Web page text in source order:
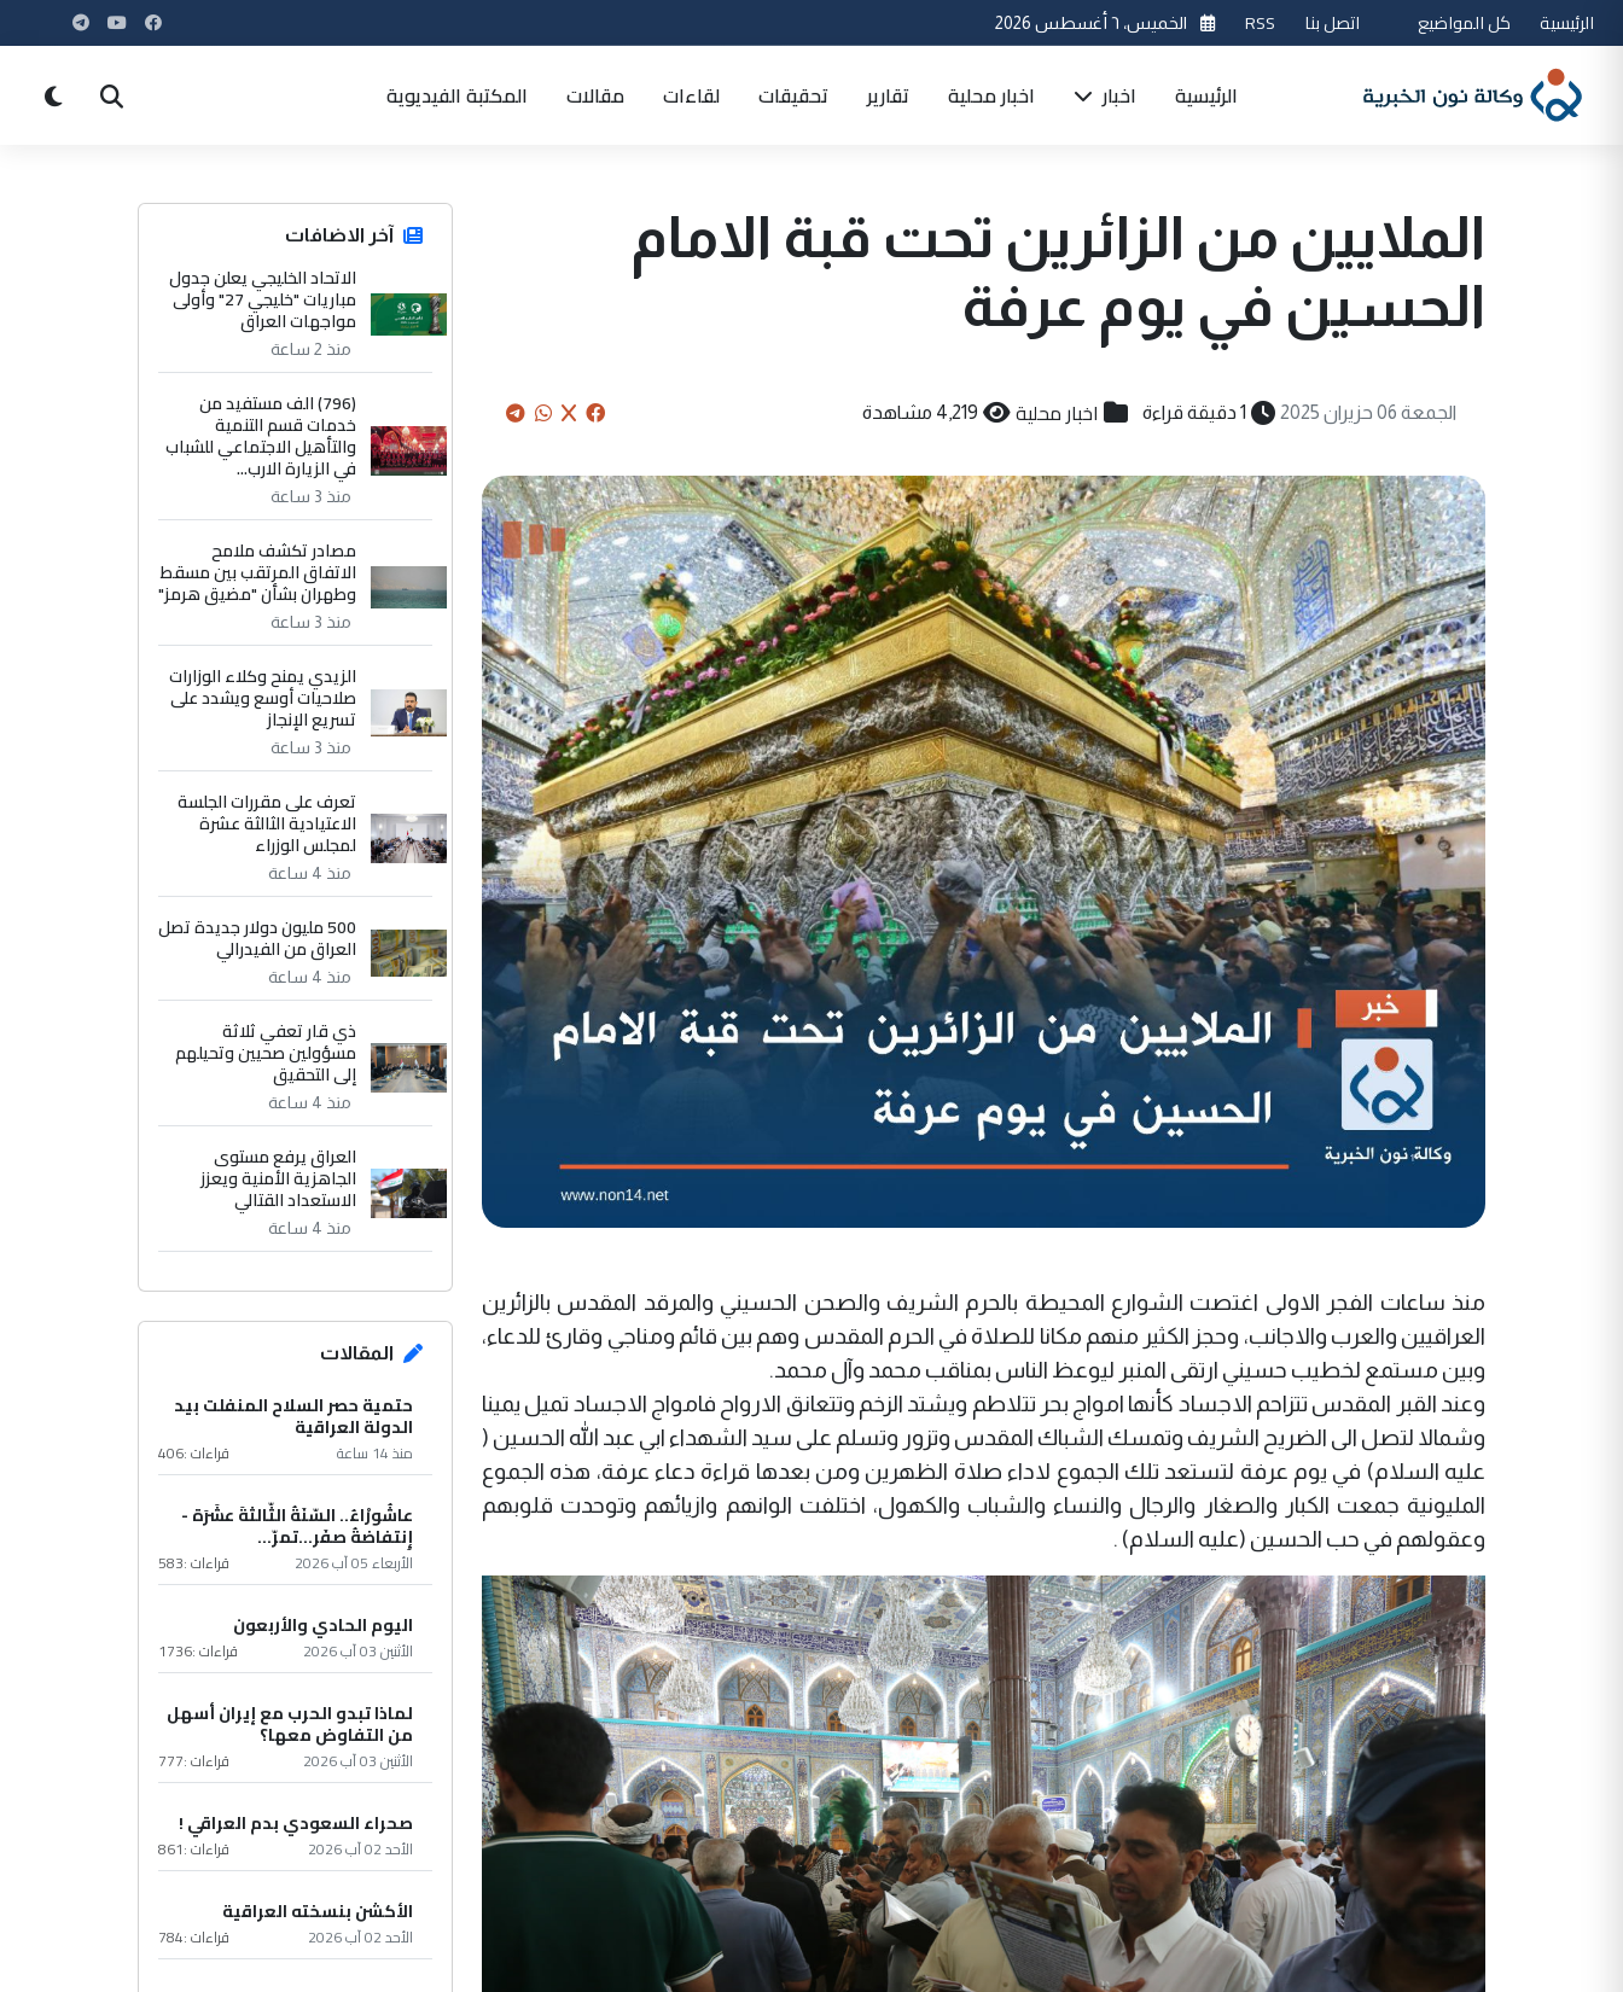
الرئيسية كل المواضيع اتصل بنا RSS الخميس، ٦ أغسطس 2026
الرئيسية اخبار اخبار محلية تقارير تحقيقات لقاءات مقالات المكتبة الفيديوية
الملايين من الزائرين تحت قبة الامام
الحسين في يوم عرفة
الجمعة 06 حزيران 2025 1 دقيقة قراءة اخبار محلية 4,219 مشاهدة
منذ ساعات الفجر الاولى اغتصت الشوارع المحيطة بالحرم الشريف والصحن الحسيني والمرقد المقدس بالزائرين
العراقيين والعرب والاجانب، وحجز الكثير منهم مكانا للصلاة في الحرم المقدس وهم بين قائم ومناجي وقارئ للدعاء،
وبين مستمع لخطيب حسيني ارتقى المنبر ليوعظ الناس بمناقب محمد وآل محمد.
وعند القبر المقدس تتزاحم الاجساد كأنها امواج بحر تتلاطم ويشتد الزخم وتتعانق الارواح فامواج الاجساد تميل يمينا
وشمالا لتصل الى الضريح الشريف وتمسك الشباك المقدس وتزور وتسلم على سيد الشهداء ابي عبد الله الحسين (
عليه السلام) في يوم عرفة لتستعد تلك الجموع لاداء صلاة الظهرين ومن بعدها قراءة دعاء عرفة، هذه الجموع
المليونية جمعت الكبار والصغار والرجال والنساء والشباب والكهول، اختلفت الوانهم وازيائهم وتوحدت قلوبهم
وعقولهم في حب الحسين (عليه السلام) .
آخر الاضافات
الاتحاد الخليجي يعلن جدول
مباريات "خليجي 27" وأولى
مواجهات العراق
منذ 2 ساعة
(796) الف مستفيد من
خدمات قسم التنمية
والتأهيل الاجتماعي للشباب
في الزيارة الارب...
منذ 3 ساعة
مصادر تكشف ملامح
الاتفاق المرتقب بين مسقط
وطهران بشأن "مضيق هرمز"
منذ 3 ساعة
الزيدي يمنح وكلاء الوزارات
صلاحيات أوسع ويشدد على
تسريع الإنجاز
منذ 3 ساعة
تعرف على مقررات الجلسة
الاعتيادية الثالثة عشرة
لمجلس الوزراء
منذ 4 ساعة
500 مليون دولار جديدة تصل
العراق من الفيدرالي
منذ 4 ساعة
ذي قار تعفي ثلاثة
مسؤولين صحيين وتحيلهم
إلى التحقيق
منذ 4 ساعة
العراق يرفع مستوى
الجاهزية الأمنية ويعزز
الاستعداد القتالي
منذ 4 ساعة
المقالات
حتمية حصر السلاح المنفلت بيد
الدولة العراقية
منذ 14 ساعة قراءات :406
عاشُورْاءُ.. السّنَةُ الثّالثةَ عشَرَة -
إِنتفاضةُ صفَر…تمرّ...
الأربعاء 05 آب 2026 قراءات :583
اليوم الحادي والأربعون
الأثنين 03 آب 2026 قراءات :1736
لماذا تبدو الحرب مع إيران أسهل
من التفاوض معها؟
الأثنين 03 آب 2026 قراءات :777
صحراء السعودي بدم العراقي !
الأحد 02 آب 2026 قراءات :861
الأكشن بنسخته العراقية
الأحد 02 آب 2026 قراءات :784